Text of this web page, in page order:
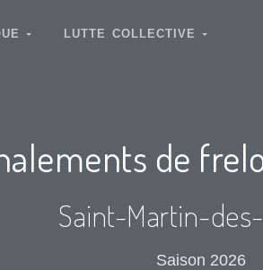
LUTTE COLLECTIVE
de
Saint-Martin-
Saison 2026